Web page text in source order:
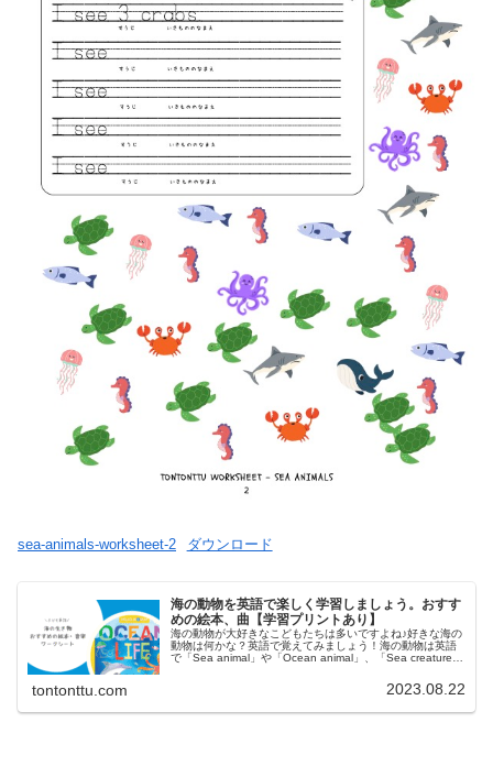
sea-animals-worksheet-2 ダウンロード
海の動物を英語で楽しく学習しましょう。おすす
めの絵本、曲【学習プリントあり】
海の動物が大好きなこどもたちは多いですよね♪好きな海の
動物は何かな？英語で覚えてみましょう！海の動物は英語
で「Sea animal」や「Ocean animal」、「Sea creature」
tontonttu.com 2023.08.22